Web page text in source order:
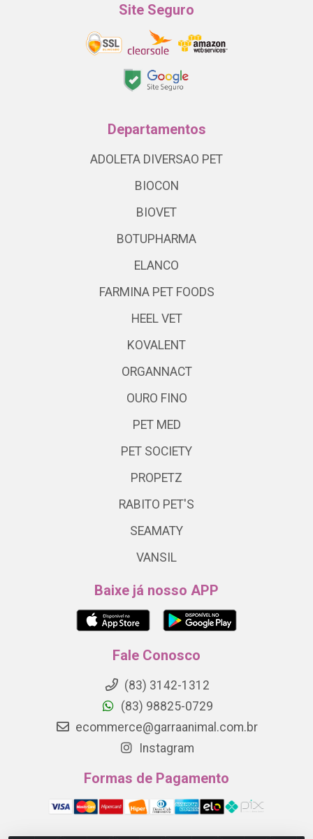
Site Seguro
Departamentos
ADOLETA DIVERSAO PET
BIOCON
BIOVET
BOTUPHARMA
ELANCO
FARMINA PET FOODS
HEEL VET
KOVALENT
ORGANNACT
OURO FINO
PET MED
PET SOCIETY
PROPETZ
RABITO PET'S
SEAMATY
VANSIL
Baixe já nosso APP
Fale Conosco
(83) 3142-1312
(83) 98825-0729
ecommerce@garraanimal.com.br
Instagram
Formas de Pagamento